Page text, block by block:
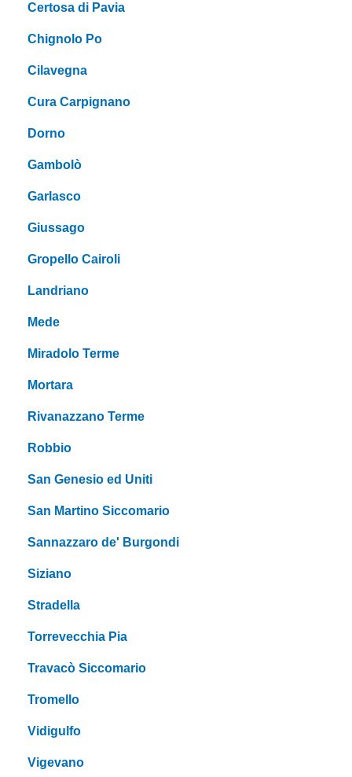
Certosa di Pavia
Chignolo Po
Cilavegna
Cura Carpignano
Dorno
Gambolò
Garlasco
Giussago
Gropello Cairoli
Landriano
Mede
Miradolo Terme
Mortara
Rivanazzano Terme
Robbio
San Genesio ed Uniti
San Martino Siccomario
Sannazzaro de' Burgondi
Siziano
Stradella
Torrevecchia Pia
Travacò Siccomario
Tromello
Vidigulfo
Vigevano